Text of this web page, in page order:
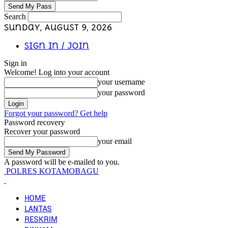
Search
Sunday, August 9, 2026
Sign in / Join
Sign in
Welcome! Log into your account
your username
your password
Forgot your password? Get help
Password recovery
Recover your password
your email
A password will be e-mailed to you.
POLRES KOTAMOBAGU
HOME
LANTAS
RESKRIM